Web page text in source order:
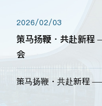
2026/02/03
策马扬鞭・共赴新
会
策马扬鞭・共赴新程